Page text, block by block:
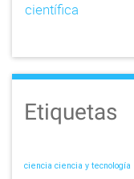
científica
Etiquetas
ciencia ciencia y tecnología